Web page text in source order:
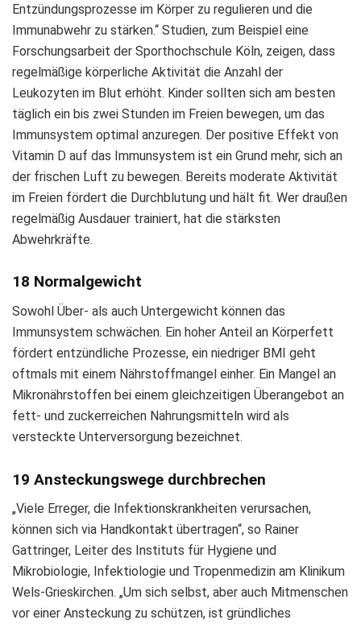
Entzündungsprozesse im Körper zu regulieren und die
Immunabwehr zu stärken.“ Studien, zum Beispiel eine
Forschungsarbeit der Sporthochschule Köln, zeigen, dass
regelmäßige körperliche Aktivität die Anzahl der
Leukozyten im Blut erhöht. Kinder sollten sich am besten
täglich ein bis zwei Stunden im Freien bewegen, um das
Immunsystem optimal anzuregen. Der positive Effekt von
Vitamin D auf das Immunsystem ist ein Grund mehr, sich an
der frischen Luft zu bewegen. Bereits moderate Aktivität
im Freien fördert die Durchblutung und hält fit. Wer draußen
regelmäßig Ausdauer trainiert, hat die stärksten
Abwehrkräfte.
18 Normalgewicht
Sowohl Über- als auch Untergewicht können das
Immunsystem schwächen. Ein hoher Anteil an Körperfett
fördert entzündliche Prozesse, ein niedriger BMI geht
oftmals mit einem Nährstoffmangel einher. Ein Mangel an
Mikronährstoffen bei einem gleichzeitigen Überangebot an
fett- und zuckerreichen Nahrungsmitteln wird als
versteckte Unterversorgung bezeichnet.
19 Ansteckungswege durchbrechen
„Viele Erreger, die Infektionskrankheiten verursachen,
können sich via Handkontakt übertragen“, so Rainer
Gattringer, Leiter des Instituts für Hygiene und
Mikrobiologie, Infektiologie und Tropenmedizin am Klinikum
Wels-Grieskirchen. „Um sich selbst, aber auch Mitmenschen
vor einer Ansteckung zu schützen, ist gründliches